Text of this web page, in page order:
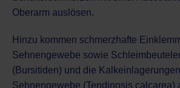
Oberarm auslösen.
Hinzu kommen schmerzhafte
Sehnengewebe sowie
(Bursitiden) und die
Sehnengewebe (Tendinosis calcarea)